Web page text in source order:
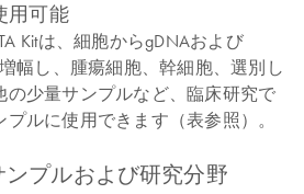
用可能
Kitは、細胞からgDNAおよび
幅し、腫瘍細胞、幹細胞、選別し
の少量サンプルなど、臨床研究で
ルに使用できます（表参照）。
プルおよび研究分野